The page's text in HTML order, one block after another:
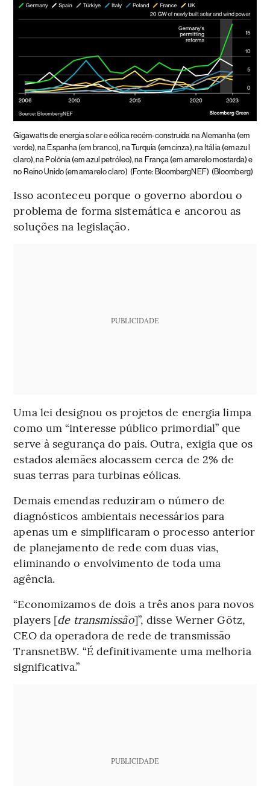
Gigawatts de energia solar e eólica recém-construída na Alemanha (em
verde), na Espanha (em branco), na Turquia (em cinza), na Itália (em azul
claro), na Polônia (em azul petróleo), na França (em amarelo mostarda) e
no Reino Unido (em amarelo claro) (Fonte: BloombergNEF) (Bloomberg)
Isso aconteceu porque o governo abordou o
problema de forma sistemática e ancorou as
soluções na legislação.
PUBLICIDADE
Uma lei designou os projetos de energia limpa
como um “interesse público primordial” que
serve à segurança do país. Outra, exigia que os
estados alemães alocassem cerca de 2% de
suas terras para turbinas eólicas.
Demais emendas reduziram o número de
diagnósticos ambientais necessários para
apenas um e simplificaram o processo anterior
de planejamento de rede com duas vias,
eliminando o envolvimento de toda uma
agência.
“Economizamos de dois a três anos para novos
players [de transmissão]”, disse Werner Götz,
CEO da operadora de rede de transmissão
TransnetBW. “É definitivamente uma melhoria
significativa.”
PUBLICIDADE